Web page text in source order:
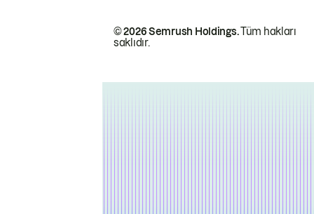
© 2026 Semrush Holdings.Tüm hakları
saklıdır.